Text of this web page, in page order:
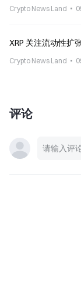
Crypto News Land
XRP 关注流动性扩
Crypto News Land
评论